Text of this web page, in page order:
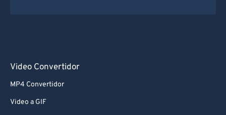
Video Convertidor
MP4 Convertidor
Video a GIF